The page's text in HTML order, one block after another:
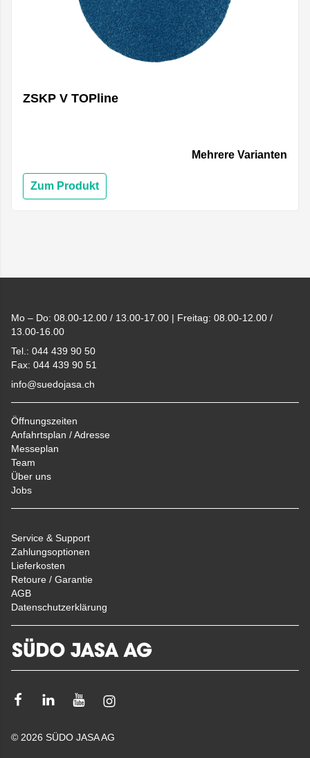
ZSKP V TOPline
Mehrere Varianten
Zum Produkt
Mo – Do: 08.00-12.00 / 13.00-17.00 | Freitag: 08.00-12.00 /
13.00-16.00
Tel.: 044 439 90 50
Fax: 044 439 90 51
info@suedojasa.ch
Öffnungszeiten
Anfahrtsplan / Adresse
Messeplan
Team
Über uns
Jobs
Service & Support
Zahlungsoptionen
Lieferkosten
Retoure / Garantie
AGB
Datenschutzerklärung
FacebookLinkedinYoutubeInstagram
© 2026 SÜDO JASA AG